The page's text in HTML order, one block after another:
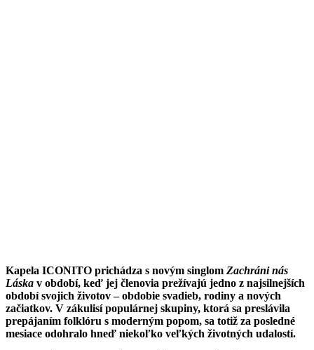
Kapela ICONITO prichádza s novým singlom Zachráni nás
Láska v období, keď jej členovia prežívajú jedno z najsilnejších
období svojich životov – obdobie svadieb, rodiny a nových
začiatkov. V zákulisí populárnej skupiny, ktorá sa preslávila
prepájaním folklóru s moderným popom, sa totiž za posledné
mesiace odohralo hneď niekoľko veľkých životných udalostí.